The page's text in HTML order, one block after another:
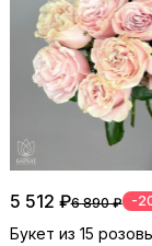
5 512 ₽6 890 ₽ -
Букет из 15